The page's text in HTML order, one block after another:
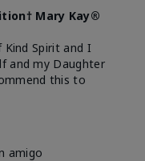
Mary Kay®
Spirit and I
and my Daughter
this to
amigo